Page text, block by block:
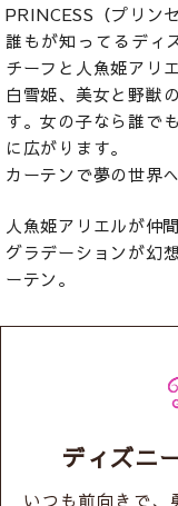
PRINCESS（プリン
誰もが知ってるディ
チーフと人魚姫アリ
白雪姫、美女と野獣
す。女の子なら誰で
に広がります。
カーテンで夢の世界
人魚姫アリエルが仲
グラデーションが幻
ーテン。
ディズニ
いつも前向きで、